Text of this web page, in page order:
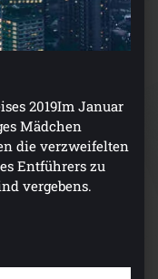
2019Im Januar
Mädchen
die verzweifelten
Entführers zu
vergebens.